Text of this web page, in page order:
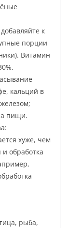
к
порции
Витамин
кальций в
пищи.
хуже, чем
обработка
рыба,